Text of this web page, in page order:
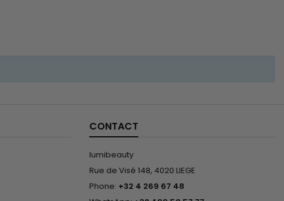
CONTACT
lumibeauty
Rue de Visé 148, 4020 LIEGE
Phone: +32 4 269 67 48